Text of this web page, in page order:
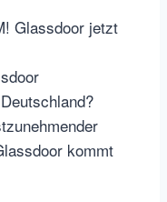
Glassdoor jetzt
kommt